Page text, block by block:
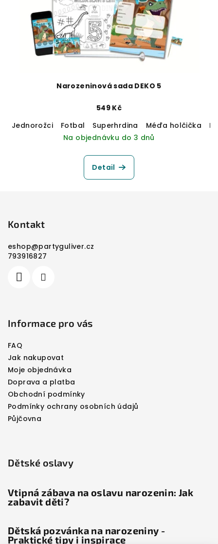
Narozeninová sada DEKO 5
549 Kč
Jednorožci
Fotbal Superhrdina Méďa holčička
Na objednávku do 3 dnů
Detail
Kontakt
eshop@partyguliver.cz
793916827
Informace pro vás
FAQ
Jak nakupovat
Moje objednávka
Doprava a platba
Obchodní podmínky
Podmínky ochrany osobních údajů
Půjčovna
Dětské oslavy
Vtipná zábava na oslavu narozenin: Jak
zabavit děti?
Dětská pozvánka na narozeniny -
Praktické tipy i inspirace